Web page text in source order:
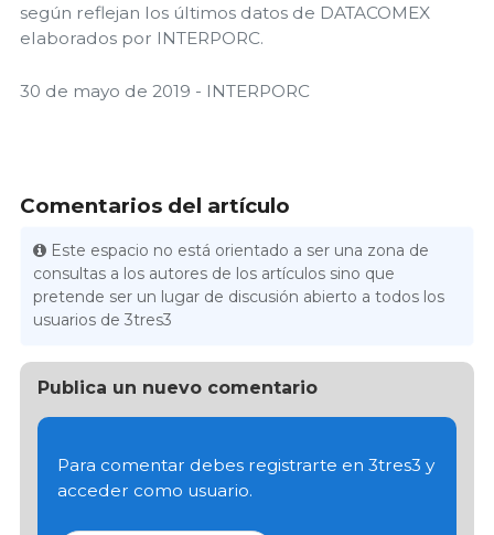
según reflejan los últimos datos de DATACOMEX
elaborados por INTERPORC.
30 de mayo de 2019 - INTERPORC
Comentarios del artículo
Este espacio no está orientado a ser una zona de
consultas a los autores de los artículos sino que
pretende ser un lugar de discusión abierto a todos los
usuarios de 3tres3
Publica un nuevo comentario
Para comentar debes registrarte en 3tres3 y
acceder como usuario.